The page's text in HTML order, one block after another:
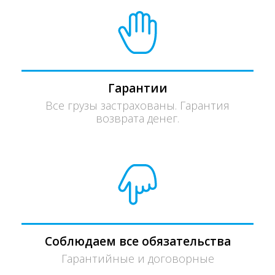
Гарантии
Все грузы застрахованы. Гарантия
возврата денег.
Соблюдаем все обязательства
Гарантийные и договорные